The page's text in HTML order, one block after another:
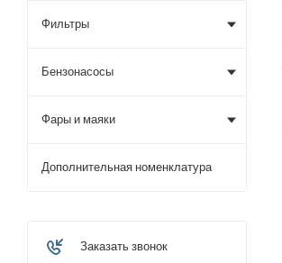
Фильтры
Бензонасосы
Фары и маяки
Дополнительная номенклатура
Заказать звонок